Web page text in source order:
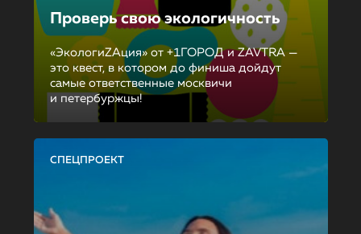
Проверь свою экологичность
«ЭкологиZAция» от +1ГОРОД и ZAVTRA —
это квест, в котором до финиша дойдут
самые ответственные москвичи
и петербуржцы!
СПЕЦПРОЕКТ